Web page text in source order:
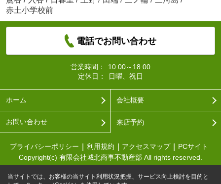
赤土小学校前
電話でお問い合わせ
営業時間：
10:00～18:00
定休日：
日曜、祝日
ホーム 会社概要
お問い合わせ 来店予約
プライバシーポリシー 利用規約 アクセスマップ
PCサイト
Copyright(c) 有限会社城北商事不動産部 All rights reserved.
当サイトでは、お客様の当サイト利用状況把握、サービス向上検討を目的と